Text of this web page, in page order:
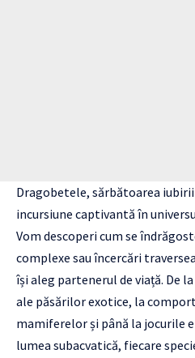
Dragobetele, sărbătoarea
incursiune captivantă în
Vom descoperi cum se
complexe sau încercări
își aleg partenerul de viață. De
ale păsărilor exotice, la
mamiferelor și până la jocurile
lumea subacvatică, fiecare